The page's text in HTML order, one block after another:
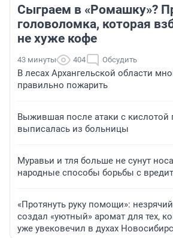
Сыграем в «Ромашку»?
головоломка, которая
не хуже кофе
43 минуты 404 Обсудить
В лесах Архангельской области
правильно пожарить
Выжившая после атаки с кислотой
выписалась из больницы
Муравьи и тля больше не сунут
народные способы борьбы с
«Протянуть руку помощи»:
создал «уютный» аромат для тех,
уже увековечил в духах